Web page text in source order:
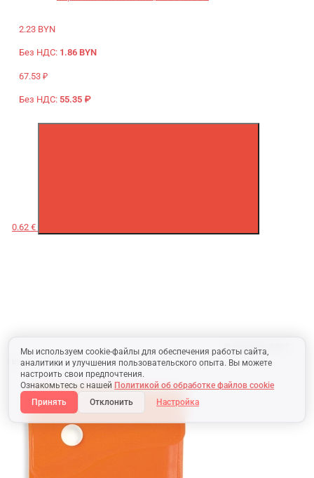
Мы используем cookie-файлы для обеспечения работы сайта,
аналитики и улучшения пользовательского опыта. Вы можете
настроить свои предпочтения.
Ознакомьтесь с нашей Политикой об обработке файлов cookie
Принять
Отклонить Настройка
2.23 BYN
Без НДС: 1.86 BYN
67.53 ₽
Без НДС: 55.35 ₽
0.62 €
В наличии:
шт.